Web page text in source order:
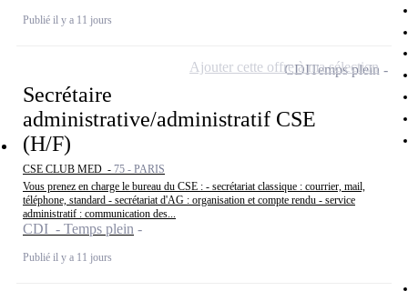
Publié il y a 11 jours
Secrétaire
administrative/administratif CSE
(H/F)
CSE CLUB MED - 75 - PARIS
Vous prenez en charge le bureau du CSE : - secrétariat classique : courrier, mail,
téléphone, standard - secrétariat d'AG : organisation et compte rendu - service
administratif : communication des...
CDI - Temps plein
Publié il y a 11 jours
CDITemps plein
Ajouter cette offre à ma sélection